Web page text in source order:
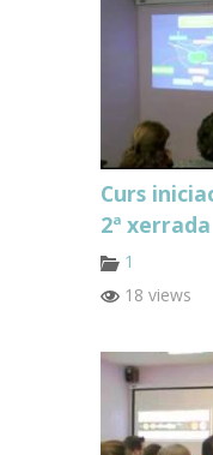
Curs
2ª xerrada
1
18 views